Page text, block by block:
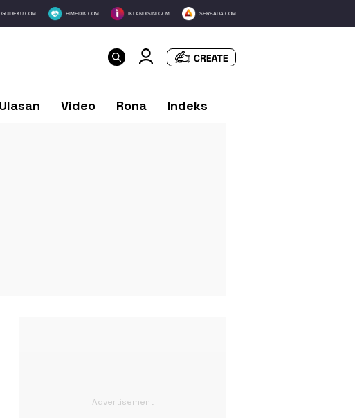
GUIDEKU.COM HIMEDIK.COM IKLANDISINI.COM SERBADA.COM
Ulasan Video Rona Indeks